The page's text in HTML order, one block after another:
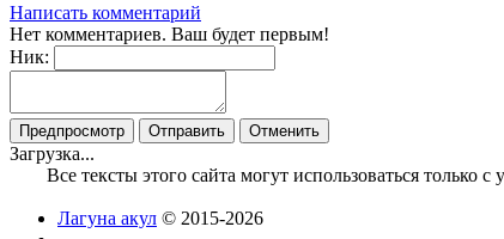
Написать комментарий
Нет комментариев. Ваш будет первым!
Ник:
Загрузка...
Все тексты этого сайта могут использоваться
Лагуна акул © 2015-2026